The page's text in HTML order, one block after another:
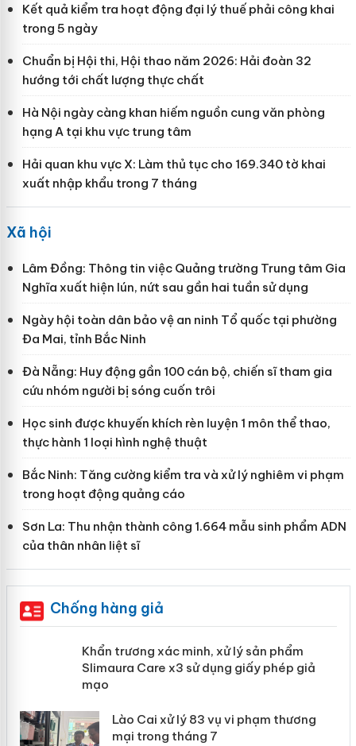
Kết quả kiểm tra hoạt động đại lý thuế phải công khai
trong 5 ngày
Chuẩn bị Hội thi, Hội thao năm 2026: Hải đoàn 32
hướng tới chất lượng thực chất
Hà Nội ngày càng khan hiếm nguồn cung văn phòng
hạng A tại khu vực trung tâm
Hải quan khu vực X: Làm thủ tục cho 169.340 tờ khai
xuất nhập khẩu trong 7 tháng
Xã hội
Lâm Đồng: Thông tin việc Quảng trường Trung tâm Gia
Nghĩa xuất hiện lún, nứt sau gần hai tuần sử dụng
Ngày hội toàn dân bảo vệ an ninh Tổ quốc tại phường
Đa Mai, tỉnh Bắc Ninh
Đà Nẵng: Huy động gần 100 cán bộ, chiến sĩ tham gia
cứu nhóm người bị sóng cuốn trôi
Học sinh được khuyến khích rèn luyện 1 môn thể thao,
thực hành 1 loại hình nghệ thuật
Bắc Ninh: Tăng cường kiểm tra và xử lý nghiêm vi phạm
trong hoạt động quảng cáo
Sơn La: Thu nhận thành công 1.664 mẫu sinh phẩm ADN
của thân nhân liệt sĩ
Chống hàng giả
Khẩn trương xác minh, xử lý sản phẩm
Slimaura Care x3 sử dụng giấy phép